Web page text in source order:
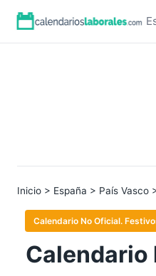
Inicio > España > País Vasco
Calendario No Oficial.
Calendario